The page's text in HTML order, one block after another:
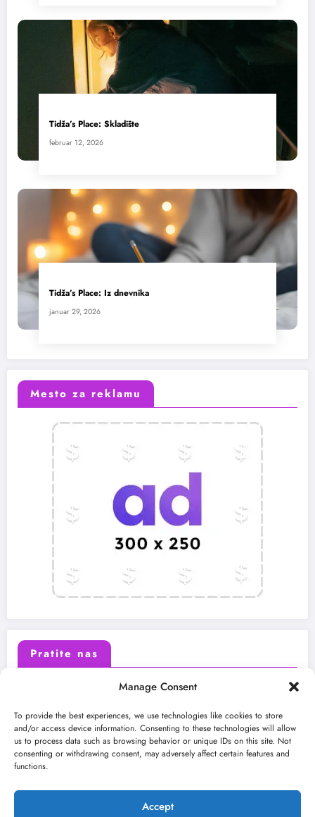
Manage Consent
To provide the best experiences, we use technologies like cookies to store
and/or access device information. Consenting to these technologies will allow
us to process data such as browsing behavior or unique IDs on this site. Not
consenting or withdrawing consent, may adversely affect certain features and
functions.
Accept
Tidža’s Place: Skladište
februar 12, 2026
Tidža’s Place: Iz dnevnika
januar 29, 2026
Mesto za reklamu
Pratite nas
Instagram Youtube